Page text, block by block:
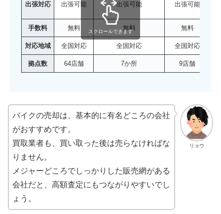
出張対応 出張可能 出張可能 出張可能
手数料 無料 無料 無料
対応地域 全国対応 全国対応 全国対応
拠点数 64店舗 7か所 9店舗
スクロールできます
リョウ
バイクの売却は、基本的に有名どころの会社
がおすすめです。
買取業者も、買い取った後は売らなければな
りません。
メジャーどころでしっかりした販売網がある
会社だと、高額査定にもつながりやすいでし
ょう。